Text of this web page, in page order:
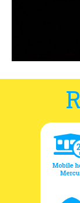
Mobile home et
Emplacement et
Chambre à la